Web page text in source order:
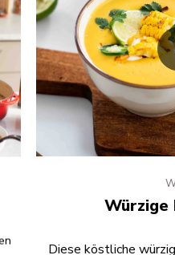
Würzige
Diese köstliche